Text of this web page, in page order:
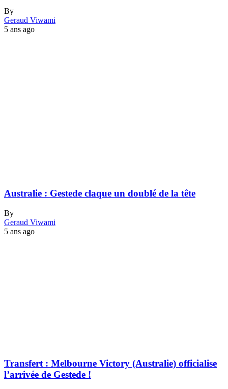
By
Geraud Viwami
5 ans ago
Australie : Gestede claque un doublé de la tête
By
Geraud Viwami
5 ans ago
Transfert : Melbourne Victory (Australie) officialise
l’arrivée de Gestede !